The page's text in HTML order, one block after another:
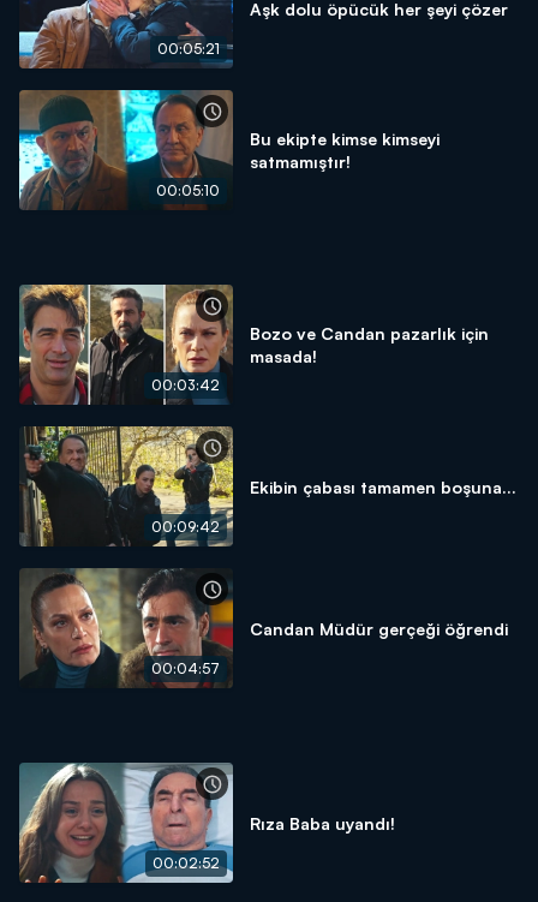
00:05:21
Aşk dolu öpücük her şeyi çözer
00:05:10
Bu ekipte kimse kimseyi
satmamıştır!
00:03:42
Bozo ve Candan pazarlık için
masada!
00:09:42
Ekibin çabası tamamen boşuna...
00:04:57
Candan Müdür gerçeği öğrendi
00:02:52
Rıza Baba uyandı!